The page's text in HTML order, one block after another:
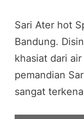
Sari Ater hot
Bandung.
khasiat dari
pemandian
sangat